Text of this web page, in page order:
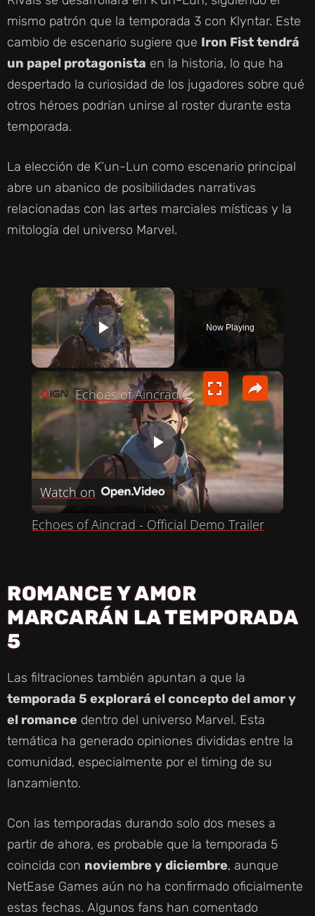
mismo patrón que la temporada 3 con Klyntar. Este
cambio de escenario sugiere que Iron Fist tendrá
un papel protagonista en la historia, lo que ha
despertado la curiosidad de los jugadores sobre qué
otros héroes podrían unirse al roster durante esta
temporada.
La elección de K’un-Lun como escenario principal
abre un abanico de posibilidades narrativas
relacionadas con las artes marciales místicas y la
mitología del universo Marvel.
×
PLAY VIDEO
Now Playing
×
P
L
Y
V
I
D
E
Echoes of Aincrad - Official Demo Trailer
Watch on
Echoes of Aincrad - Official Demo Trailer
ROMANCE Y AMOR
MARCARÁN LA TEMPORADA
5
Las filtraciones también apuntan a que la
temporada 5 explorará el concepto del amor y
el romance dentro del universo Marvel. Esta
temática ha generado opiniones divididas entre la
comunidad, especialmente por el timing de su
lanzamiento.
Con las temporadas durando solo dos meses a
partir de ahora, es probable que la temporada 5
coincida con noviembre y diciembre, aunque
NetEase Games aún no ha confirmado oficialmente
estas fechas. Algunos fans han comentado